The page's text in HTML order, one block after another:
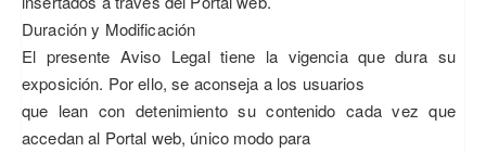
Duración y Modificación
El presente Aviso Legal tiene la vigencia que dura su
exposición. Por ello, se aconseja a los usuarios
que lean con detenimiento su contenido cada vez que
accedan al Portal web, único modo para